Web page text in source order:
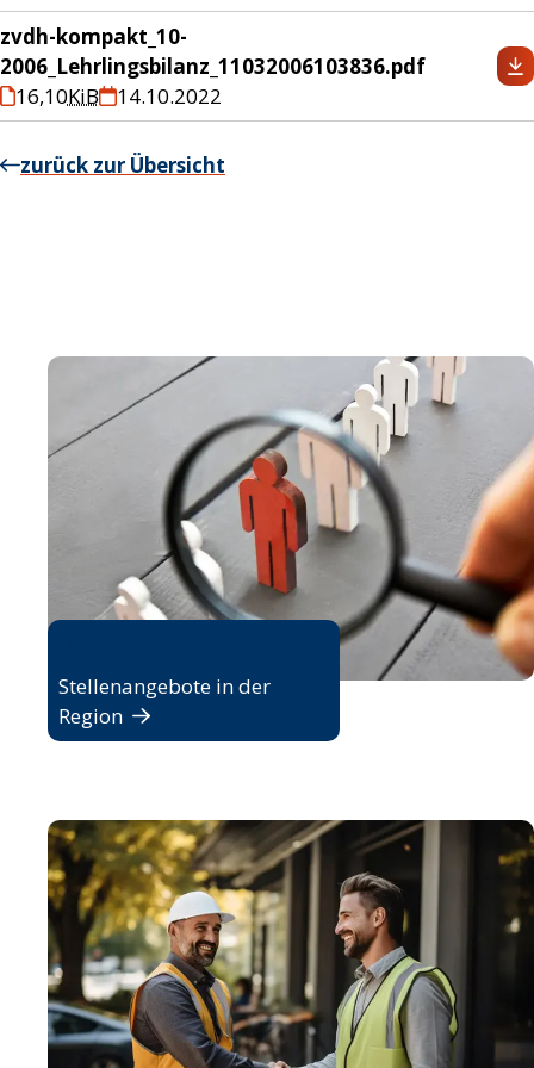
zvdh-kompakt_10-
2006_Lehrlingsbilanz_11032006103836.pdf
16,10KiB 14.10.2022
zurück zur Übersicht
Stellenangebote in der
Region